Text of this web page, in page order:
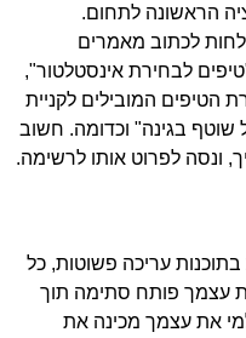
הראשונה לתחום.
לכתוב מאמרים
לבחירת אינסטלטור",
הטיפים המובילים לקניית
לטיפול שוטף בגינה" וכדומה. חשוב
ונסה לפרוט אותו לרשימה.
עריכה פשוטות, כל
עצמך פותח סתימה תוך
את עצמך מכינה את